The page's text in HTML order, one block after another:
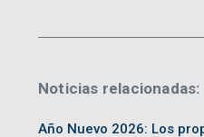
Noticias relacionadas:
Año Nuevo 2026: Los